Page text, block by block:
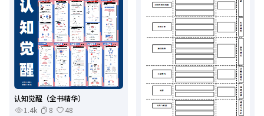
认知觉醒（全书精华）
1.4k
8
48